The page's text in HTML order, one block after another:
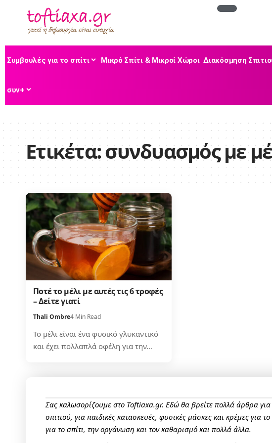
Συμβουλές για το σπίτι Μικρό Σπίτι & Μικροί Χώροι Διακόσμηση
συν+
Ετικέτα:συνδυασμός με
Ποτέ το μέλι με αυτές τις 6 τροφές
– Δείτε γιατί
Thali Ombre4 Min Read
Το μέλι είναι ένα φυσικό γλυκαντικό
και έχει πολλαπλά οφέλη για την…
Σας καλωσορίζουμε στο Toftiaxa.gr. Εδώ θα βρείτε πολλά άρθρα
σπιτιού, για παιδικές κατασκευές, φυσικές μάσκες και κρέμες
για το σπίτι, την οργάνωση και τον καθαρισμό και πολλά άλλα.